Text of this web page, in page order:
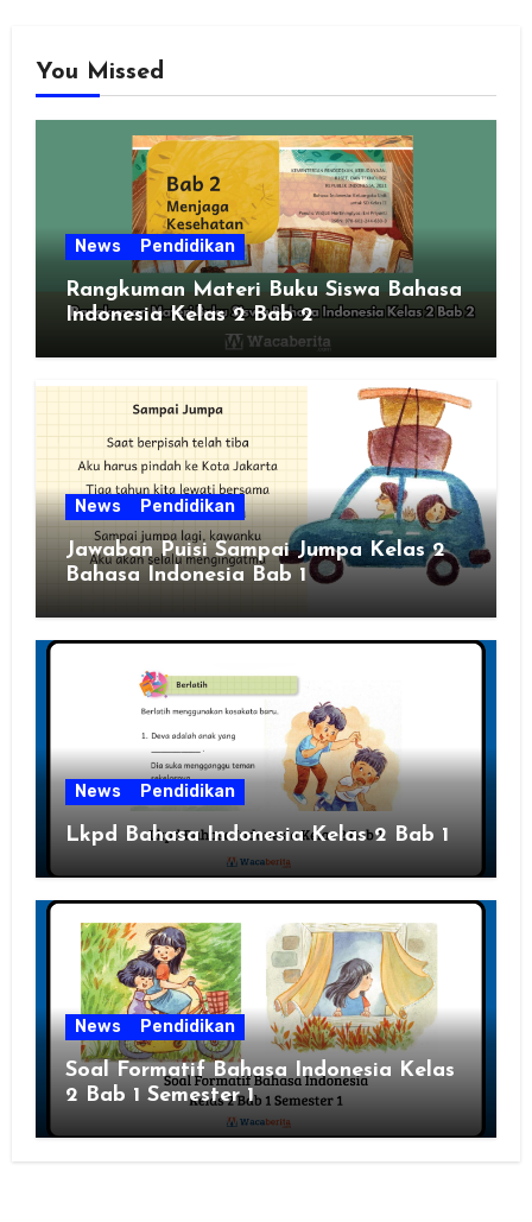
You Missed
News Pendidikan
Rangkuman Materi Buku Siswa Bahasa
Indonesia Kelas 2 Bab 2
News Pendidikan
Jawaban Puisi Sampai Jumpa Kelas 2
Bahasa Indonesia Bab 1
News Pendidikan
Lkpd Bahasa Indonesia Kelas 2 Bab 1
News Pendidikan
Soal Formatif Bahasa Indonesia Kelas
2 Bab 1 Semester 1